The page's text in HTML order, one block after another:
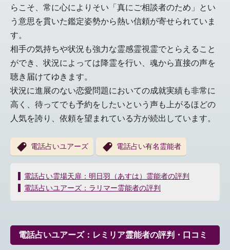
らこそ、常に心によりそい「真にご相談者のため」とい
う意思を貫いた鑑定姿勢から熱い信頼が寄せられていま
す。
相手の気持ちや状況も強力な霊感霊視霊でとらえること
ができ、状況によっては降霊を行い、魂から直接の声を
聴き届けてゆきます。
状況に進展のない恋愛問題においての成就実績も非常に
高く、待ってでも予約をしたいという声も上がるほどの
人気を誇り、依頼を望まれている方が続出しています。
電話占いユアーズ 電話占い有名霊能者
投
稿
ー
シ
電話占い霊場天扉：明日羽（あすは）霊能者の評判
電話占いユアーズ：ラリマー霊能者の評判
電話占いユアーズ：レミリア霊能者の評判・口コミ